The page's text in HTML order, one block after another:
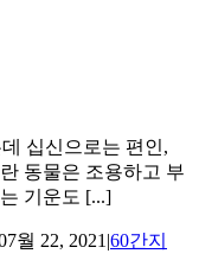
십신으로는 편인,
동물은 조용하고 부
기운도 [...]
7월 22, 2021|60간지